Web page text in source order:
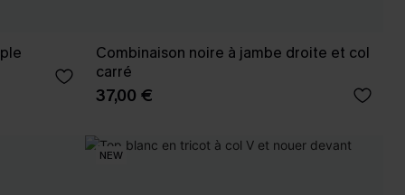
Combinaison noire à jambe droite et col
carré
37,00 €
NEW